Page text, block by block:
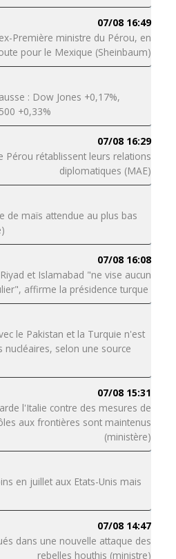
07/08 16:49
Première ministre du Pérou, en
pour le Mexique (Sheinbaum)
: Dow Jones +0,17%,
+0,33%
07/08 16:29
Pérou rétablissent leurs relations
diplomatiques (MAE)
de maïs attendue au plus bas
07/08 16:08
et Islamabad "ne vise aucun
affirme la présidence turque
le Pakistan et la Turquie n'est
nucléaires, selon une source
07/08 15:31
l'Italie contre des mesures de
aux frontières sont maintenus
(ministère)
en juillet aux Etats-Unis mais
07/08 14:47
dans une nouvelle attaque des
rebelles houthis (ministre)